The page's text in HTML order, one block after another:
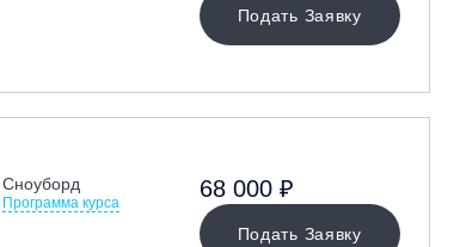
Подать Заявку
Сноуборд
Программа курса
Подать Заявку
68 000 ₽